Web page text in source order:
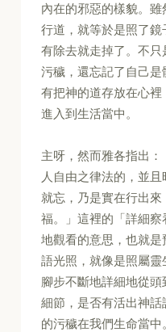
內在的邪惡的樣貌。
行道，就等於是照了
有除去就走掉了。不
污穢，還忘記了自己
有把神的道存放在心
進入到生活當中。
主呀，然而雅各指出
人自由之律法的，並
就忘，乃是實在行出
福。」這裡的「詳細
地觀看的意思，也就
語光照，就像是照屬
腳步不斷地詳細地從
細節，是否有活出神
的污穢在我們生命當